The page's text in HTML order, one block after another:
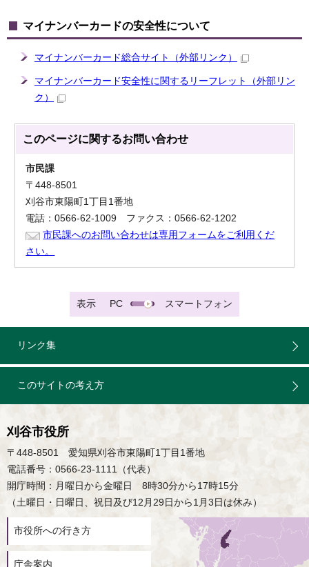
マイナンバーカードの安全性について
マイナンバーカード総合サイト （外部リンク）
マイナンバーカード安全性に関するリーフレット
（外部リン
ク）
このページに関するお問い合わせ
市民課
〒448-8501
刈谷市東陽町1丁目1番地
電話：0566-62-1009 ファクス：0566-62-1202
市民課へのお問い合わせは専用フォームをご利用くだ
さい。
表示 PC スマートフォン
リンク集
このサイトの考え方
刈谷市役所
〒448-8501 愛知県刈谷市東陽町1丁目1番地
電話番号：0566-23-1111（代表）
開庁時間：月曜日から金曜日 8時30分から17時15分
（土曜日・日曜日、祝日及び12月29日から1月3日は休み）
市役所への行き方
庁舎案内